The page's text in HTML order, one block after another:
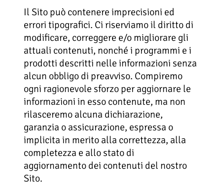
Il Sito può contenere imprecisioni ed
errori tipografici. Ci riserviamo il diritto di
modificare, correggere e/o migliorare gli
attuali contenuti, nonché i programmi e i
prodotti descritti nelle informazioni senza
alcun obbligo di preavviso. Compiremo
ogni ragionevole sforzo per aggiornare le
informazioni in esso contenute, ma non
rilasceremo alcuna dichiarazione,
garanzia o assicurazione, espressa o
implicita in merito alla correttezza, alla
completezza e allo stato di
aggiornamento dei contenuti del nostro
Sito.